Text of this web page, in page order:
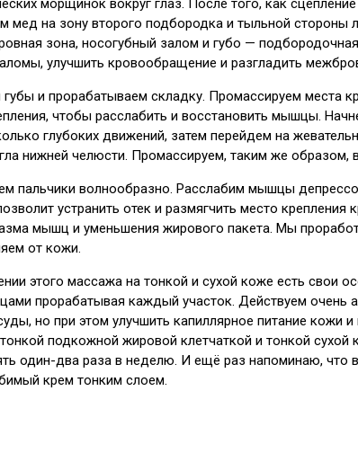
морщинок вокруг глаз. После того, как
на зону второго подбородка и тыльной стороны
зона, носогубный залом и губо —
улучшить кровообращение и разгладить
и прорабатываем складку. Промассируем места
чтобы расслабить и восстановить мышцы.
глубоких движений, затем перейдем на
нижней челюсти. Промассируем, таким же образом,
пальчики волнообразно. Расслабим мышцы
устранить отек и размягчить место
мышц и уменьшения жирового пакета. Мы
от кожи.
этого массажа на тонкой и сухой коже есть свои
прорабатывая каждый участок. Действуем очень
но при этом улучшить капиллярное питание
подкожной жировой клетчаткой и тонкой
один-два раза в неделю. И ещё раз напоминаю, что
крем тонким слоем.